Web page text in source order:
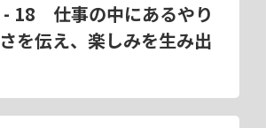
- 18 仕事の中にあるやり
を伝え、楽しみを生み出